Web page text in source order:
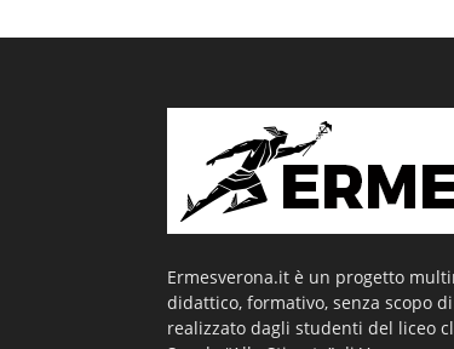
Ermesverona.it è un progetto
didattico, formativo, senza scopo
realizzato dagli studenti del liceo